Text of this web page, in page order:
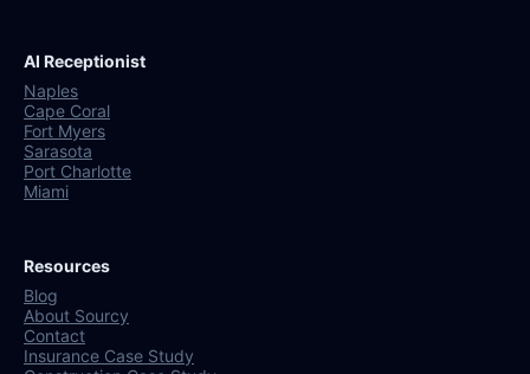
AI Receptionist
Naples
Cape Coral
Fort Myers
Sarasota
Port Charlotte
Miami
Resources
Blog
About Sourcy
Contact
Insurance Case Study